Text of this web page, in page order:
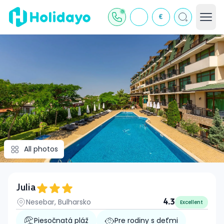
€
All photos
Julia
Nesebar, Bulharsko
4.3 Excellent
Piesočnatá pláž Pre rodiny s deťmi